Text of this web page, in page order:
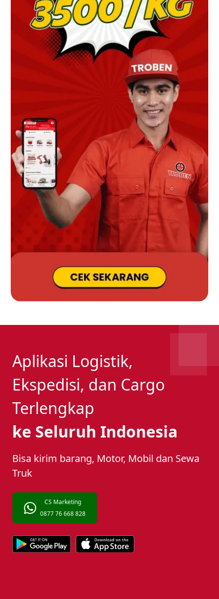
Aplikasi Logistik,
Ekspedisi, dan Cargo
Terlengkap
ke Seluruh Indonesia
Bisa kirim barang, Motor, Mobil dan Sewa
Truk
CS Marketing
0877 76 668 828